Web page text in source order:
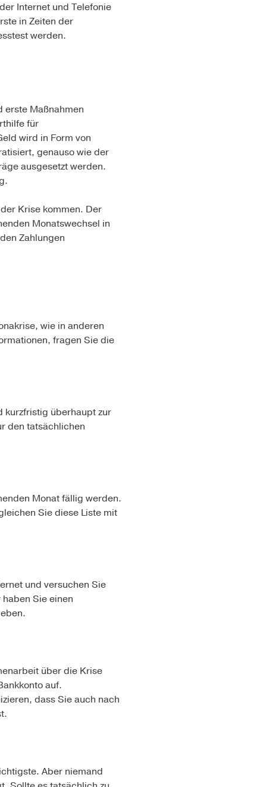
Internet und Telefonie
in Zeiten der
werden.
erste Maßnahmen
für
wird in Form von
genauso wie der
ausgesetzt werden.
Krise kommen. Der
Monatswechsel in
Zahlungen
wie in anderen
fragen Sie die
kurzfristig überhaupt zur
den tatsächlichen
Monat fällig werden.
Sie diese Liste mit
und versuchen Sie
Sie einen
über die Krise
auf.
dass Sie auch nach
Aber niemand